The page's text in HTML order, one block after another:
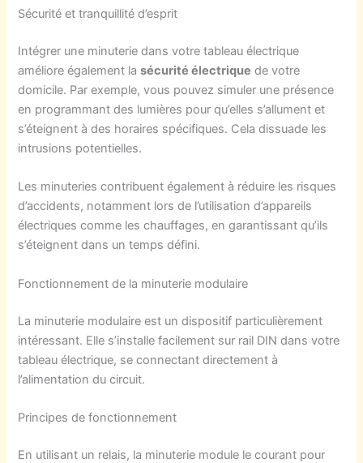
Sécurité et tranquillité d’esprit
Intégrer une minuterie dans votre tableau électrique
améliore également lasécurité électrique de votre
domicile. Par exemple, vous pouvez simuler une présence
en programmant des lumières pour qu’elles s’allument et
s’éteignent à des horaires spécifiques. Cela dissuade les
intrusions potentielles.
Les minuteries contribuent également à réduire les risques
d’accidents, notamment lors de l’utilisation d’appareils
électriques comme les chauffages, en garantissant qu’ils
s’éteignent dans un temps défini.
Fonctionnement de la minuterie modulaire
La minuterie modulaire est un dispositif particulièrement
intéressant. Elle s’installe facilement sur rail DIN dans votre
tableau électrique, se connectant directement à
l’alimentation du circuit.
Principes de fonctionnement
En utilisant un relais, la minuterie module le courant pour